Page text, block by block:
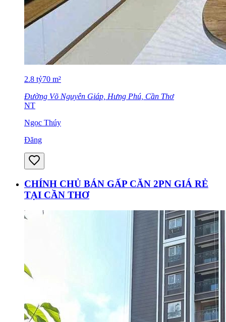
2.8 tỷ70 m²
Đường Võ Nguyên Giáp, Hưng Phú, Cần Thơ
NT
Ngọc Thúy
Đăng
CHÍNH CHỦ BÁN GẤP CĂN 2PN GIÁ RẺ
TẠI CẦN THƠ